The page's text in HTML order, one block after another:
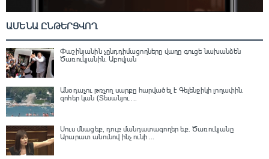
ԱՄԵՆԱ ԸՆԹԵՐՑՎՈՂ
Փաշինյանին չընդդիմացողները վաղը գուցե նախանձեն
Ծառուկյանին. Աբովյան
Անօդաչու թռչող սարքը հարվածել է Գելենջիկի լողափին.
զոհեր կան (Տեսանյու ...
Սուս մնացեք, դուք մանդատագողեր եք․ Ծառուկյանը
Արարատ անունով ինչ ունի ...